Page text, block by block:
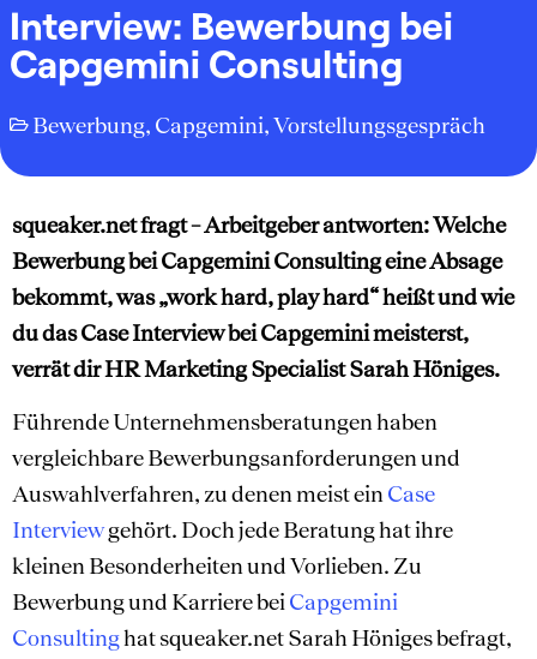
Interview: Bewerbung bei
Capgemini Consulting
Bewerbung, Capgemini,Vorstellungsgespräch
squeaker.net fragt – Arbeitgeber antworten: Welche
Bewerbung bei Capgemini Consulting eine Absage
bekommt, was „work hard, play hard“ heißt und wie
du das Case Interview bei Capgemini meisterst,
verrät dir HR Marketing Specialist Sarah Höniges.
Führende Unternehmensberatungen haben
vergleichbare Bewerbungsanforderungen und
Auswahlverfahren, zu denen meist einCase
Interviewgehört. Doch jede Beratung hat ihre
kleinen Besonderheiten und Vorlieben. Zu
Bewerbung und Karriere beiCapgemini
Consultinghat squeaker.net Sarah Höniges befragt,